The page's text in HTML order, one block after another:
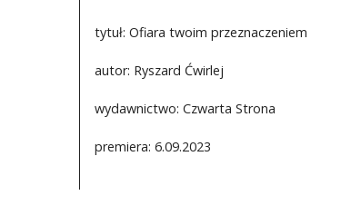
tytuł: Ofiara twoim przeznaczeniem
autor: Ryszard Ćwirlej
wydawnictwo: Czwarta Strona
premiera: 6.09.2023